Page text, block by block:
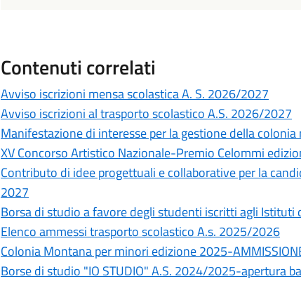
Contenuti correlati
Avviso iscrizioni mensa scolastica A. S. 2026/2027
Avviso iscrizioni al trasporto scolastico A.S. 2026/2027
Manifestazione di interesse per la gestione della
XV Concorso Artistico Nazionale-Premio Celommi
Contributo di idee progettuali e collaborative per la
2027
Borsa di studio a favore degli studenti iscritti agli Istituti
Elenco ammessi trasporto scolastico A.s. 2025/2026
Colonia Montana per minori edizione 2025-
Borse di studio "IO STUDIO" A.S. 2024/2025-apertura